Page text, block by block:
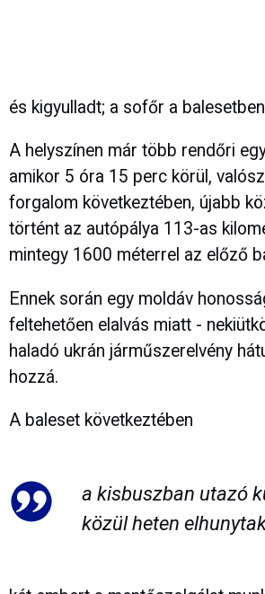
és kigyulladt; a sofőr a
A helyszínen már több rendőri
amikor 5 óra 15 perc körül,
forgalom következtében, újabb
történt az autópálya 113-as
mintegy 1600 méterrel az előző
Ennek során egy moldáv
feltehetően elalvás miatt -
haladó ukrán járműszerelvény
hozzá.
A baleset következtében
a kisbuszban utazó
közül heten